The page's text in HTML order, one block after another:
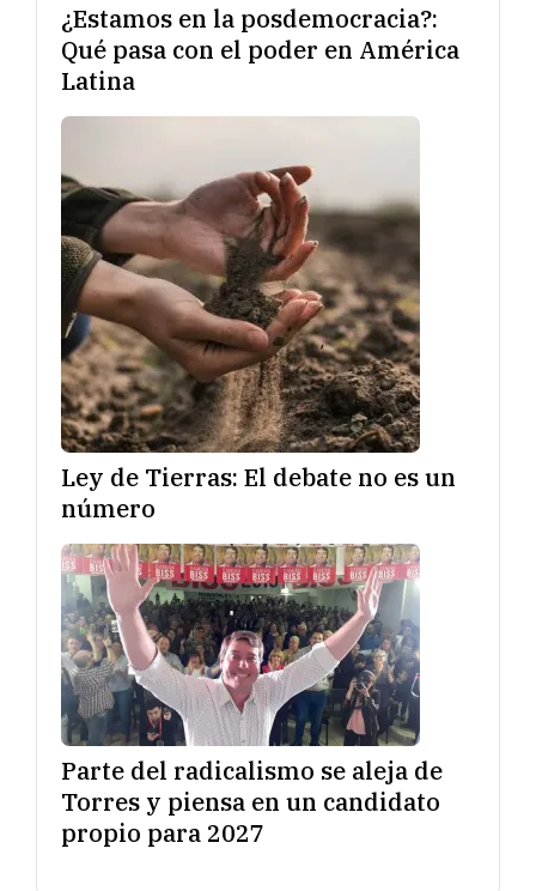
¿Estamos en la posdemocracia?:
Qué pasa con el poder en América
Latina
Ley de Tierras: El debate no es un
número
Parte del radicalismo se aleja de
Torres y piensa en un candidato
propio para 2027